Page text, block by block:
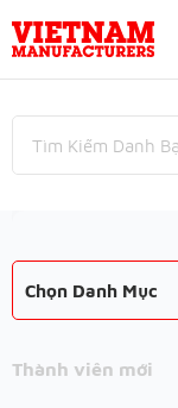
Chọn Danh Mục
Thành viên mới